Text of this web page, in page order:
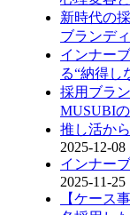
新時代の
ブランデ
インナー
る“納得し
採用ブラ
MUSUBI
推し活か
2025-12-08
インナー
2025-11-25
【ケース